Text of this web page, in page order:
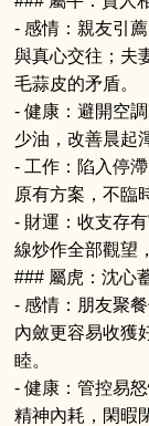
- 感情：親友引
與真心交往；夫
毛蒜皮的矛盾。
- 健康：避開空
少油，改善晨起
- 工作：陷入停
原有方案，不臨
- 財運：收支存
線炒作全部觀望
### 屬虎：沈心
- 感情：朋友聚
內斂更容易收獲
睦。
- 健康：管控易
精神內耗，閑暇